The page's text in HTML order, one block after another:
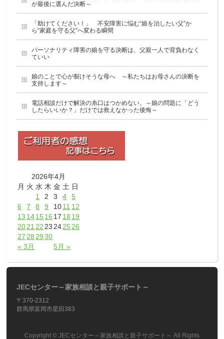
が最後に選んだ決断～
「助けてください！」 不安障害に悩む“娘を治したい父”か
ら“家庭を守る父”へ変わる瞬間
パーソナリティ障害の娘を守る決断は、父親一人で背負わなく
ていい
娘のことで心が裂けそうな母へ ～私たちはお母さんの決断を
支持します～
電話相談だけで解決の糸口はつかめない。～娘の問題に「どう
したらいいか？」だけでは救えなかった後悔～
2026年4月
月 火 水 木 金 土 日
« 3月 5月 »
1 2 3 4
5
6
7 8 9 1011 12
13 141516 17 18 19
2021 22 23 242526
27 28 29 30
JECセンター～家族相談と親子サポート～
〒370-2312
群馬県富岡市星田383
Copyright © JECセンター～家族相談と親子サポート～ All Rights